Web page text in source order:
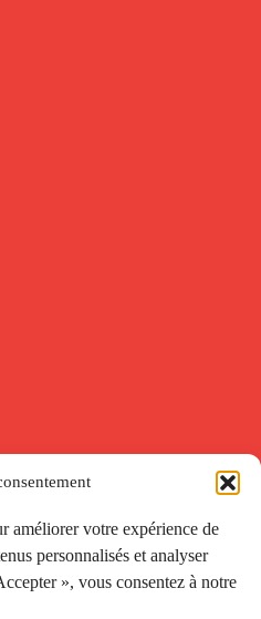
améliorer votre expérience de
personnalisés et analyser
», vous consentez à notre